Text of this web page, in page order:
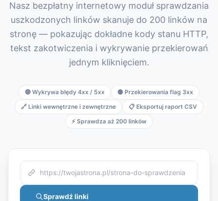
Japanese
Turkish
Korean
Italian
Nasz bezpłatny internetowy moduł sprawdzania
uszkodzonych linków skanuje do 200 linków na
stronę — pokazując dokładne kody stanu HTTP,
tekst zakotwiczenia i wykrywanie przekierowań
jednym kliknięciem.
🔴 Wykrywa błędy 4xx / 5xx
🟡 Przekierowania flag 3xx
🔗 Linki wewnętrzne i zewnętrzne
📋 Eksportuj raport CSV
⚡ Sprawdza aż 200 linków
Sprawdź linki